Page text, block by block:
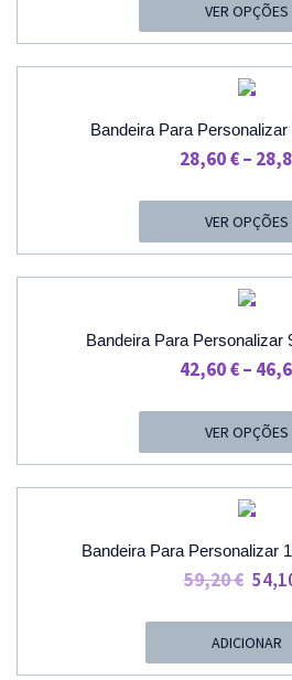
VER OPÇÕES
Bandeira Para
28,60€ –
VER OPÇÕES
Bandeira Para Personalizar
42,60€ –
VER OPÇÕES
Bandeira Para Personalizar
59,20€ O
Era:
ADICIONAR